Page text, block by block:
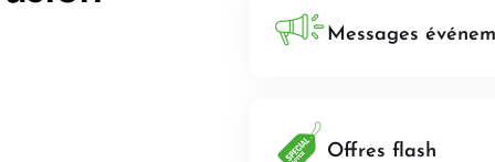
Messages
Offres flash